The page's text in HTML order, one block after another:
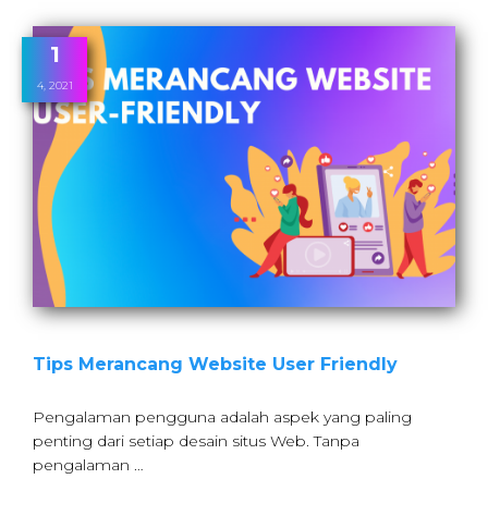
1
4, 2021
Tips Merancang Website User Friendly
Pengalaman pengguna adalah aspek yang paling
penting dari setiap desain situs Web. Tanpa
pengalaman …